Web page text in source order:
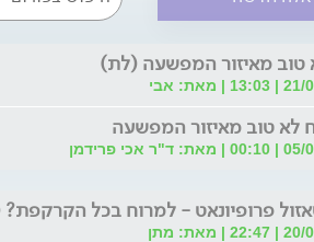
טוב מאיזור המפשעה (לת)
| מאת: אבי
אכי פרידמן
פרופיונאט - למרוח בכל
| מאת: מתן